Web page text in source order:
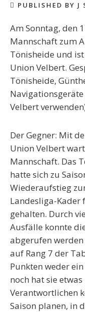
PUBLISHED BY J
Am Sonntag, den
Mannschaft zum
Tönisheide und
Union Velbert.
Tönisheide,
Velbert
Der Gegner: Mit
Union Velbert
Mannschaft. Das
hatte sich zu
Wiederaufstieg
Landesliga-Kader
gehalten. Durch
Ausfälle konnte
abgerufen
auf Rang 7 der
Punkten weder
noch hat sie
Verantwortlichen
Saison planen, in